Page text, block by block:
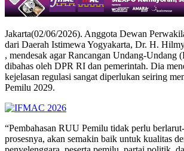
Jakarta(02/06/2026). Anggota Dewan
dari Daerah Istimewa Yogyakarta, Dr. H.
, mendesak agar Rancangan Undang-Undang
dibahas oleh DPR RI dan pemerintah. Dia
kejelasan regulasi sangat diperlukan seiring
Pemilu 2029.
“Pembahasan RUU Pemilu tidak perlu
prosesnya, akan semakin baik untuk kualitas